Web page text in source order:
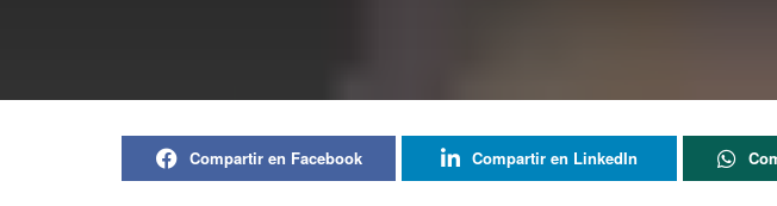
Compartir en Facebook Compartir en LinkedIn